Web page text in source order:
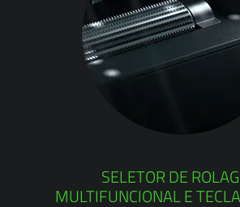
SELETOR DE
MULTIFUNCIONAL E